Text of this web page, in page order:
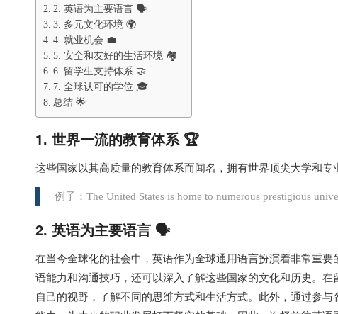
2. 英语为主要语言 🗣️
3. 多元文化环境 🌍
4. 就业机会 💼
5. 安全和友好的生活环境 🏘️
6. 留学生支持体系 🤝
7. 全球认可的学位 🎓
总结 🌟
1. 世界一流的教育体系 🏆
这些国家以其高质量的教育体系而闻名，拥有世界顶尖大学和专
例子：The United States is home to numerous prestigious
2. 英语为主要语言 🗣️
在当今全球化的社会中，英语作为全球通用语言扮演着非常重
语能力和沟通技巧，还可以深入了解这些国家的文化和历史。
自己的视野，了解不同的思维方式和生活方式。此外，通过参